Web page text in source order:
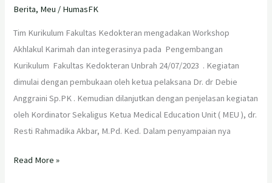
Berita, Meu / HumasFK
Tim Kurikulum Fakultas Kedokteran mengadakan Workshop
Akhlakul Karimah dan integerasinya pada Pengembangan
Kurikulum Fakultas Kedokteran Unbrah 24/07/2023 . Kegiatan
dimulai dengan pembukaan oleh ketua pelaksana Dr. dr Debie
Anggraini Sp.PK . Kemudian dilanjutkan dengan penjelasan kegiatan
oleh Kordinator Sekaligus Ketua Medical Education Unit ( MEU ), dr.
Resti Rahmadika Akbar, M.Pd. Ked. Dalam penyampaian nya
Read More »